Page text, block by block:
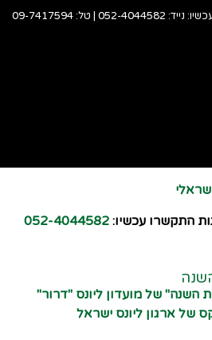
נייד: 052-4044582 | טל:09-7417594
התקשרו עכשיו: 052-4044582